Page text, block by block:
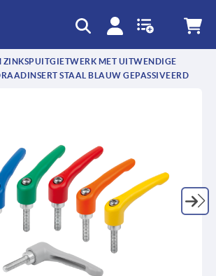
ZINKSPUITGIETWERK MET UITWENDIGE
STAAL BLAUW GEPASSIVEERD